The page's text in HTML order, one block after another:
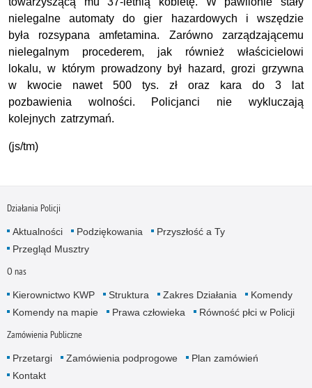
nielegalne automaty do gier hazardowych i wszędzie
była rozsypana amfetamina. Zarówno zarządzającemu
nielegalnym procederem, jak również właścicielowi
lokalu, w którym prowadzony był hazard, grozi grzywna
w kwocie nawet 500 tys. zł oraz kara do 3 lat
pozbawienia wolności. Policjanci nie wykluczają
kolejnych zatrzymań.
(js/tm)
Działania Policji
Aktualności Podziękowania
Przyszłość a Ty
Przegląd Musztry
O nas
Kierownictwo KWP Struktura Zakres Działania
Komendy
Komendy na mapie
Prawa człowieka Równość płci w Policji
Zamówienia Publiczne
Przetargi Zamówienia podprogowe
Plan zamówień
Kontakt